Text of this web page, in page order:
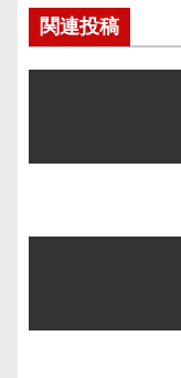
ョ
ン
関連投稿